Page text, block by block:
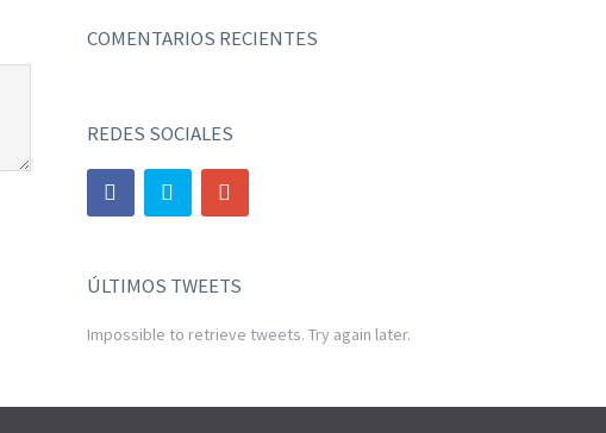
COMENTARIOS RECIENTES
REDES SOCIALES
ÚLTIMOS TWEETS
Impossible to retrieve tweets. Try again later.